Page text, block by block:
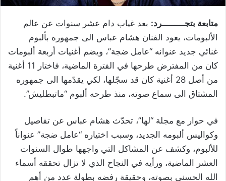
متابعة بتجـــــــــرد: بعد غياب دام عشر سنوات عن عالم
الألبومات، يعود الفنان هشام عباس الى جمهوره بألبوم
غنائي جديد عنوانه “عامل ضجة”، ويضم أغنيات أربعة ألبومات
كان من المفترض طرحها في الفترة الماضية، فاختار 11 أغنية
من أصل 28 أغنية كان قد سجّلها، لكي يقدّمها الى جمهوره
المشتاق الى سماع صوته، منذ طرحه ألبوم “ماتبطليش”.
في حوار مع مجلة “لها”، تحدّث هشام عباس عن تفاصيل
وكواليس ألبومه الجديد، وسبب اختياره “عامل ضجة” عنواناً
للألبوم، وكشف عن المشاكل التي واجهها طوال السنوات
العشر الماضية، ورأيه في النجاح الذي لا تزال تحققه أسماء
الله الحسنى بصوته، وحقيقة رفضه بطولة عدد من أهم